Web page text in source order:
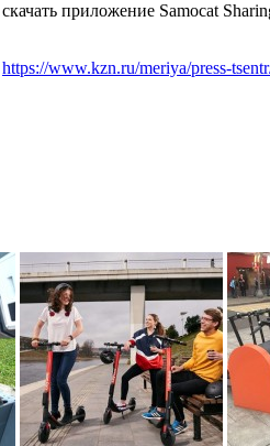
приложение Samocat
https://www.kzn.ru/meriya/press-